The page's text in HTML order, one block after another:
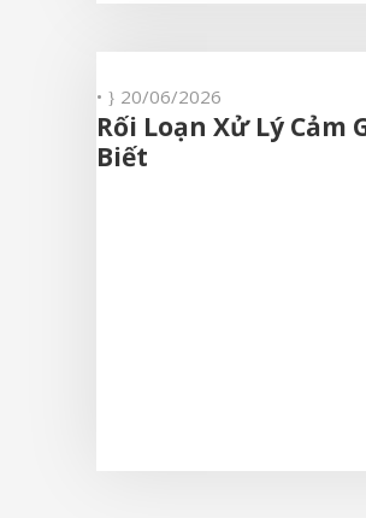
• 20/06/2026
Rối Loạn Xử Lý Cảm
Biết